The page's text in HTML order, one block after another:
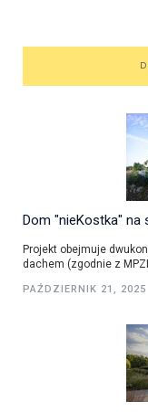
Dom "nieKostka" na
Projekt obejmuje
dachem (zgodnie z
PAŹDZIERNIK 21, 2025